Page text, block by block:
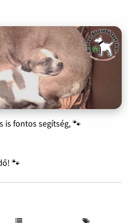
is fontos segítség, 🐾
🐾